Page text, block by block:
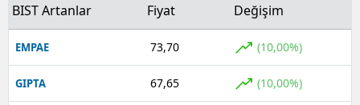
BIST Artanlar Fiyat Değişim
EMPAE 73,70 (10,00%)
GIPTA 67,65 (10,00%)